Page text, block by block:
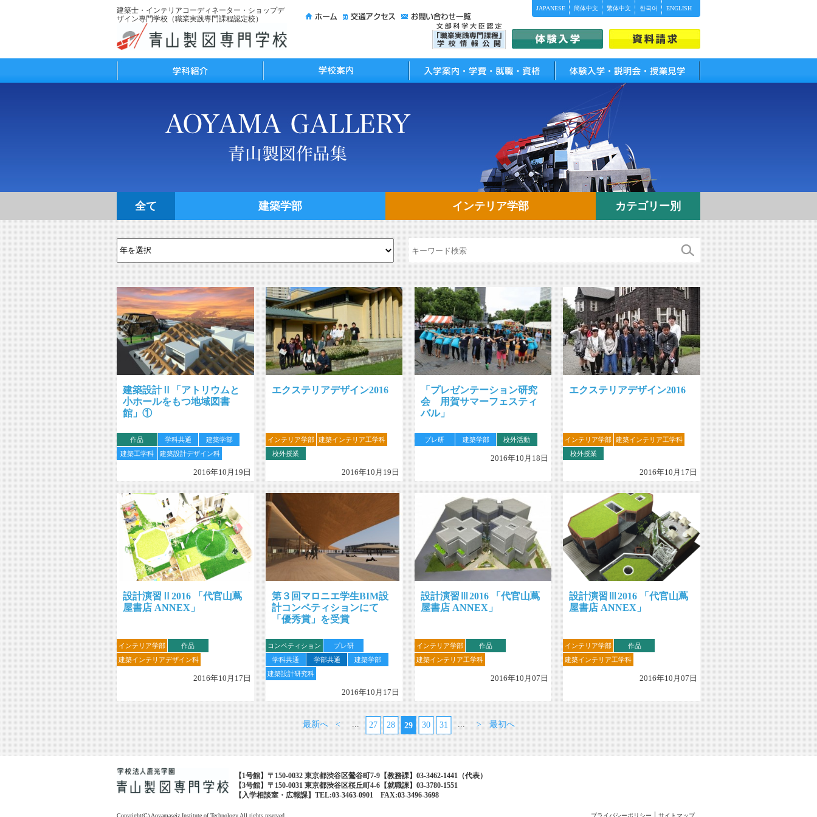
建築士・インテリアコーディネーター・ショップデ
ザイン専門学校（職業実践専門課程認定校）
JAPANESE 簡体中文 繁体中文 한국어 ENGLISH
体験入学・説明会・授業見学
全て 建築学部 インテリア学部 カテゴリー別
建築設計Ⅱ「アトリウムと
小ホールをもつ地域図書
館」①
作品 学科共通
建築学部
建築工学科
建築設計デザイン科
2016年10月19日
エクステリアデザイン2016
インテリア学部
建築インテリア工学科
校外授業
2016年10月19日
「プレゼンテーション研究
会 用賀サマーフェスティ
バル」
プレ研 建築学部 校外活動
2016年10月18日
エクステリアデザイン2016
インテリア学部
建築インテリア工学科
校外授業
2016年10月17日
設計演習Ⅱ2016 「代官山蔦
屋書店 ANNEX」
インテリア学部
作品
建築インテリアデザイン科
2016年10月17日
第３回マロニエ学生BIM設
計コンペティションにて
「優秀賞」を受賞
コンペティション
プレ研
学科共通
学部共通
建築学部
建築設計研究科
2016年10月17日
設計演習Ⅲ2016 「代官山蔦
屋書店 ANNEX」
インテリア学部
作品
建築インテリア工学科
2016年10月07日
設計演習Ⅲ2016 「代官山蔦
屋書店 ANNEX」
インテリア学部
作品
建築インテリア工学科
2016年10月07日
最新へ < ... 27 28 29 30 31 ... > 最初へ
【1号館】〒150-0032 東京都渋谷区鶯谷町7-9【教務課】03-3462-1441（代表）
【3号館】〒150-0031 東京都渋谷区桜丘町4-6【就職課】03-3780-1551
【入学相談室・広報課】TEL:03-3463-0901 FAX:03-3496-3698
Copyright(C) Aoyamaseiz Institute of Technology All rights reserved. プライバシーポリシー サイトマップ